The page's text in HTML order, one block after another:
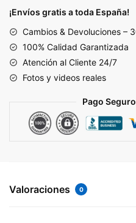
'TRIPLE
cantidad
¡Envíos gratis a toda España!
Cambios & Devoluciones –
100% Calidad Garantizada
Atención al Cliente 24/7
Fotos y videos reales
Pago
Valoraciones 0